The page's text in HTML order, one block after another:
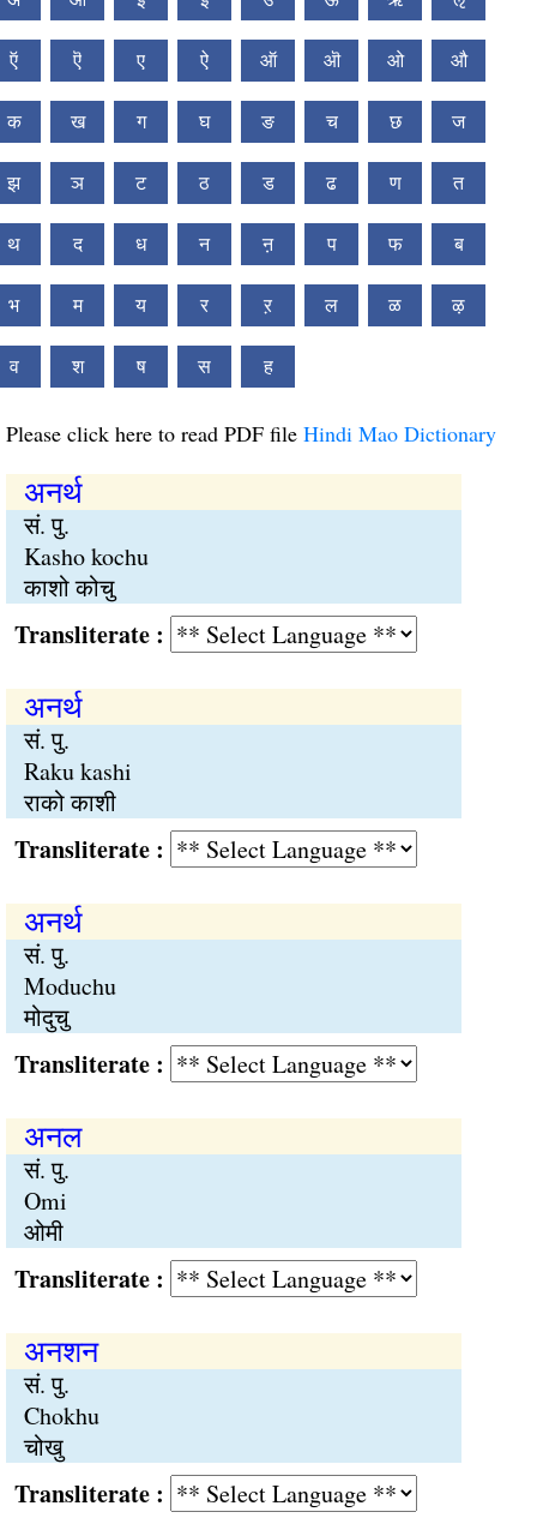
ऍ ऎ ए ऐ ऑ ऒ ओ औ
क ख ग घ ङ च छ ज
झ ञ ट ठ ड ढ ण त
थ द ध न ऩ प फ ब
भ म य र ऱ ल ळ ऴ
व श ष स ह
Please click here to read PDF file Hindi Mao Dictionary
अनर्थ
सं. पु.
Kasho kochu
काशो कोचु
:
अनर्थ
सं. पु.
Raku kashi
राको काशी
:
अनर्थ
सं. पु.
Moduchu
मोदुचु
:
अनल
सं. पु.
Omi
ओमी
:
अनशन
सं. पु.
Chokhu
चोखु
: